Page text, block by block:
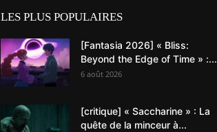
LES PLUS POPULAIRES
[Fantasia 2026] « Bliss:
Beyond the Edge of Time » :...
6 août 2026
[critique] « Saccharine » : La
quête de la minceur à...